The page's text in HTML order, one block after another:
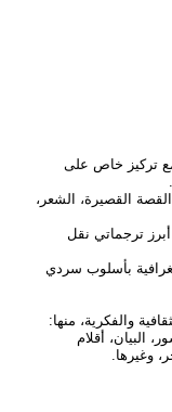
مع تركيز خاص على
القصة القصيرة، الشعر،
ترجماتي نقل
بأسلوب سردي
والفكرية، منها:
البيان، أقلام
وغيرها.